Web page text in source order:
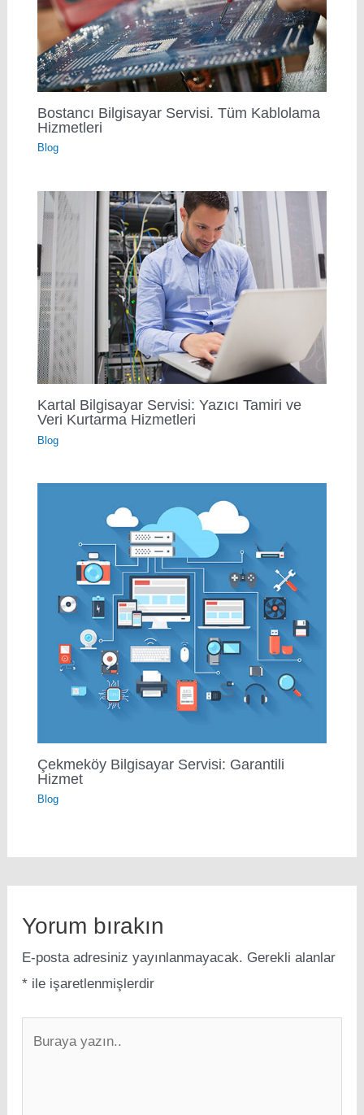
Bostancı Bilgisayar Servisi. Tüm Kablolama
Hizmetleri
Blog
Kartal Bilgisayar Servisi: Yazıcı Tamiri ve
Veri Kurtarma Hizmetleri
Blog
Çekmeköy Bilgisayar Servisi: Garantili
Hizmet
Blog
Yorum bırakın
E-posta adresiniz yayınlanmayacak. Gerekli alanlar
*ile işaretlenmişlerdir